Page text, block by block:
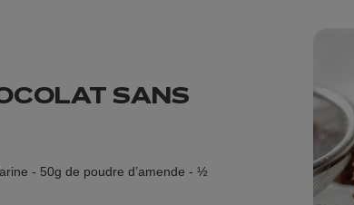
SANS
- 50g de poudre d’amende - ½